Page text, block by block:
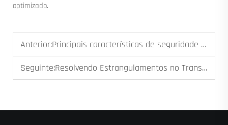
optimizado.
Anterior:Principais características de seguridade a buscar nun elevador ou guindaste moderno para construción
Seguinte:Resolvendo Estrangulamentos no Transporte Vertical en Proxectos de Edificios Superaltos